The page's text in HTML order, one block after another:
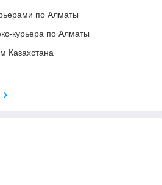
по Алматы
курьера по Алматы
Казахстана